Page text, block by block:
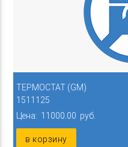
ТЕРМОСТАТ (GM)
1511125
Цена: 11000.00 руб.
в корзину